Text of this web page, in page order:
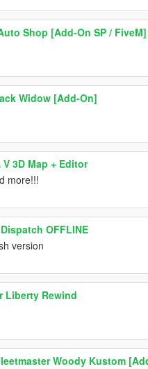
Shop [Add-On SP / FiveM]
Widow [Add-On]
3D Map + Editor
more!!!
OFFLINE
version
Liberty Rewind
Woody Kustom